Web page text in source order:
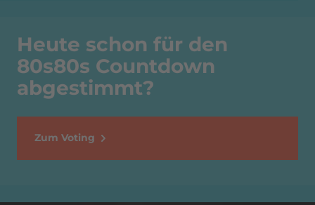
Heute schon für den
80s80s Countdown
abgestimmt?
Zum Voting